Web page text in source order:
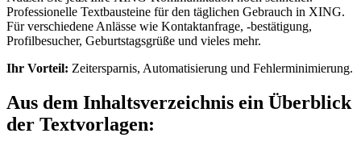
Professionelle Textbausteine für den täglichen Gebrauch in XING.
Für verschiedene Anlässe wie Kontaktanfrage, -bestätigung,
Profilbesucher, Geburtstagsgrüße und vieles mehr.
Ihr Vorteil: Zeitersparnis, Automatisierung und Fehlerminimierung.
Aus dem Inhaltsverzeichnis ein Überblick
der Textvorlagen: